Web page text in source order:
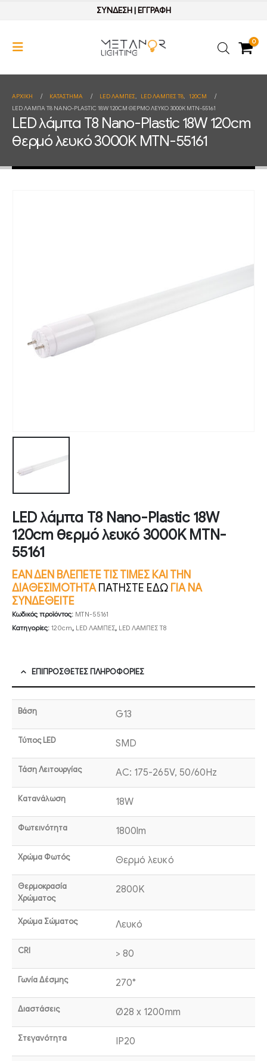
ΣΥΝΔΕΣΗ| ΕΓΓΡΑΦΗ
0
ΑΡΧΙΚΉ ΚΑΤΆΣΤΗΜΑ LED ΛΑΜΠΕΣ, LED ΛΑΜΠΕΣ Τ8, 120CM
LED ΛΆΜΠΑ T8 NANO-PLASTIC 18W 120CM ΘΕΡΜΌ ΛΕΥΚΌ 3000K MTN-55161
LED λάμπα T8 Nano-Plastic 18W 120cm
θερμό λευκό 3000K MTN-55161
LED λάμπα T8 Nano-Plastic 18W
120cm θερμό λευκό 3000K MTN-
55161
ΕΑΝ ΔΕΝ ΒΛΕΠΕΤΕ ΤΙΣ ΤΙΜΕΣ ΚΑΙ ΤΗΝ
ΔΙΑΘΕΣΙΜΟΤΗΤΑ ΠΑΤΗΣΤΕ ΕΔΩ ΓΙΑ ΝΑ
ΣΥΝΔΕΘΕΙΤΕ
Κωδικός προϊόντος: MTN-55161
Κατηγορίες: 120cm, LED ΛΑΜΠΕΣ, LED ΛΑΜΠΕΣ Τ8
ΕΠΙΠΡΌΣΘΕΤΕΣ ΠΛΗΡΟΦΟΡΊΕΣ
Βάση G13
Τύπος LED SMD
Τάση Λειτουργίας AC: 175-265V, 50/60Hz
Κατανάλωση 18W
Φωτεινότητα 1800lm
Χρώμα Φωτός Θερμό λευκό
Θερμοκρασία
Χρώματος
2800K
Χρώμα Σώματος Λευκό
CRI > 80
Γωνία Δέσμης 270°
Διαστάσεις Ø28 x 1200mm
Στεγανότητα IP20